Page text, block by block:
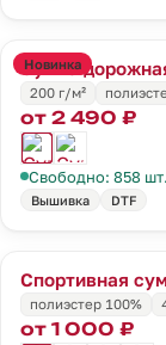
Новинка
Сумка
200 г/м²
от 2 490 ₽
Свободно: 858 шт.
Вышивка DTF
Спортивная
полиэстер 100%
от 1 000 ₽